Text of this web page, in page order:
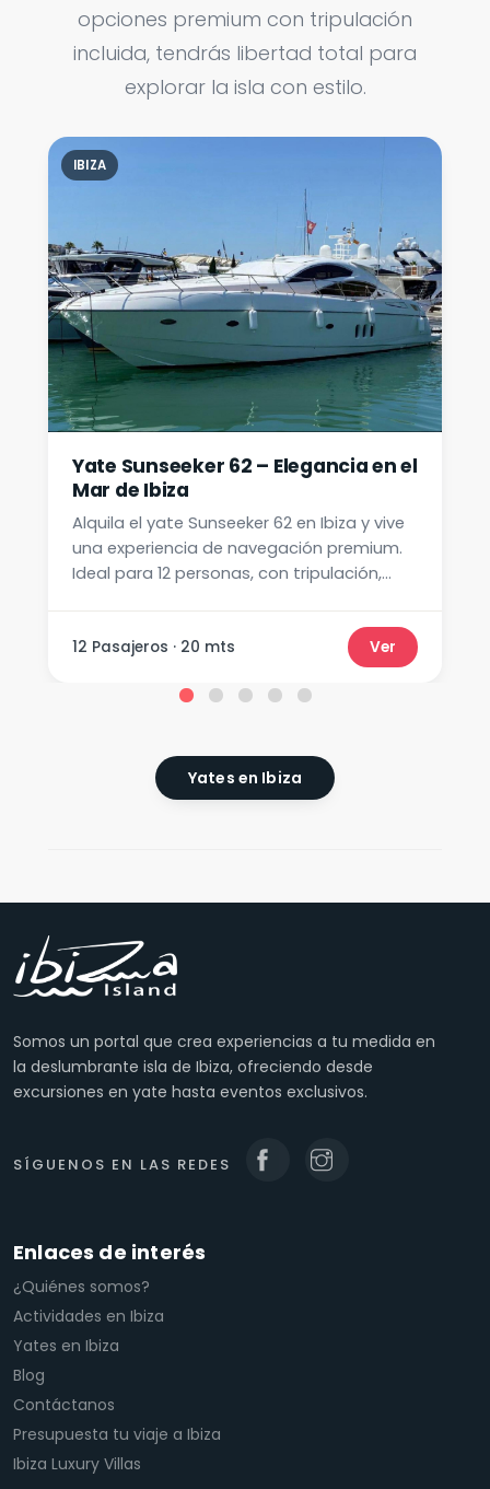
opciones premium con tripulación
incluida, tendrás libertad total para
explorar la isla con estilo.
IBIZA
Yate Sunseeker 62 – Elegancia en el
Mar de Ibiza
Alquila el yate Sunseeker 62 en Ibiza y vive
una experiencia de navegación premium.
Ideal para 12 personas, con tripulación,
12 Pasajeros · 20 mts Ver
Yates en Ibiza
Somos un portal que crea experiencias a tu medida en
la deslumbrante isla de Ibiza, ofreciendo desde
excursiones en yate hasta eventos exclusivos.
SÍGUENOS EN LAS REDES
Enlaces de interés
¿Quiénes somos?
Actividades en Ibiza
Yates en Ibiza
Blog
Contáctanos
Presupuesta tu viaje a Ibiza
Ibiza Luxury Villas